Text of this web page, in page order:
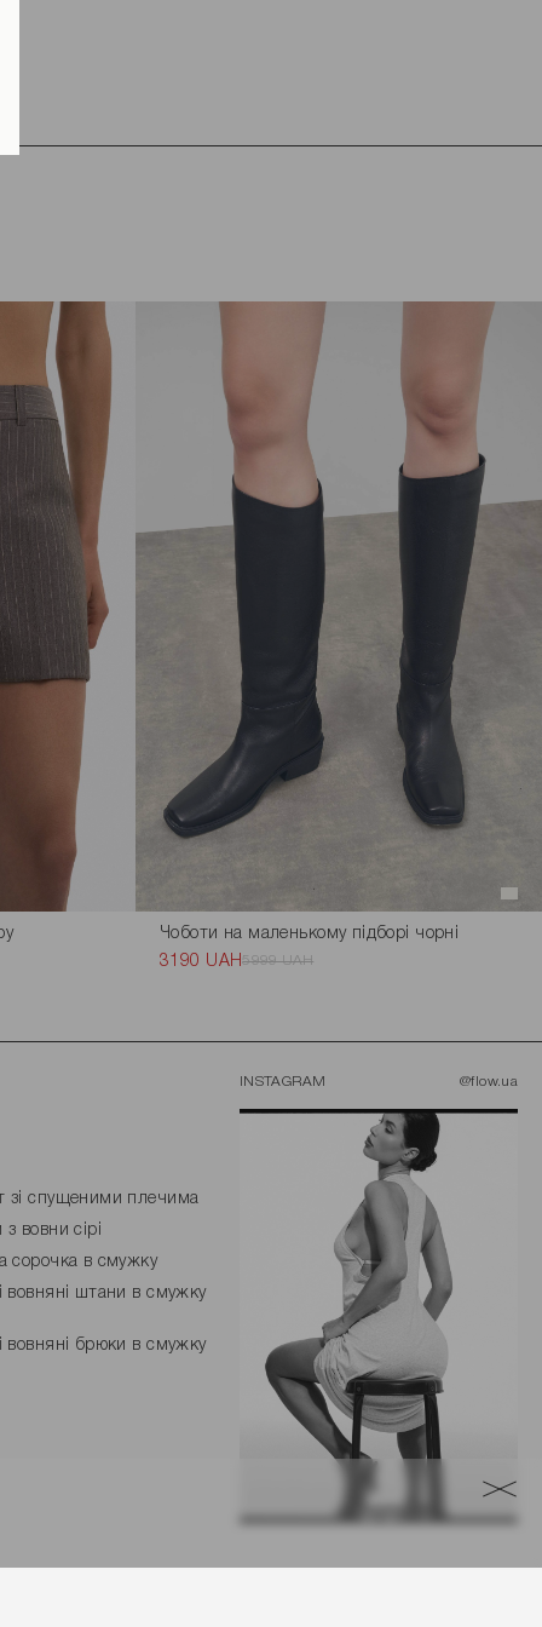
Чоботи на маленькому підборі чорні
3190 UAH5999 UAH
зі спущеними плечима
вовни сірі
сорочка в смужку
вовняні штани в смужку
вовняні брюки в смужку
INSTAGRAM @flow.ua